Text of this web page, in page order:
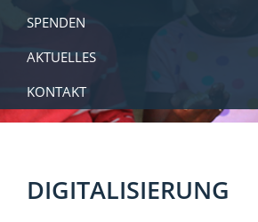
SPENDEN
AKTUELLES
KONTAKT
DIGITALISIERUNG